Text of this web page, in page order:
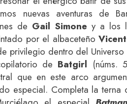
nuevas aventuras de
de Gail Simone y a los
por el albaceteño
privilegio dentro del
de Batgirl (núms.
que en este arco
especial. Completa la terna